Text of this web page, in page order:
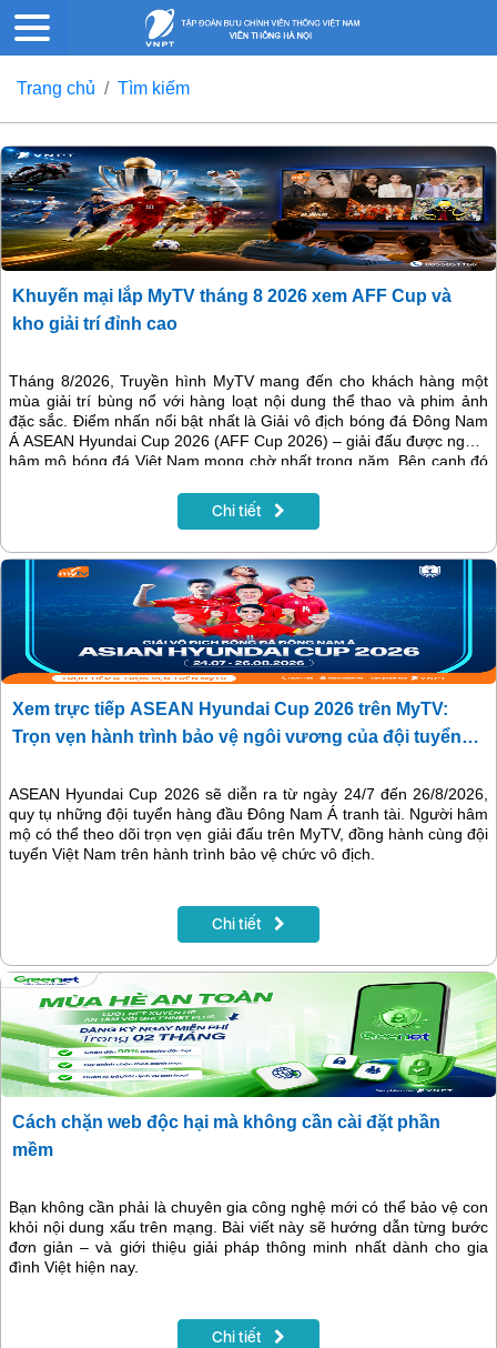
Trang chủ Tìm kiếm
Khuyến mại lắp MyTV tháng 8 2026 xem AFF Cup và
kho giải trí đỉnh cao
Tháng 8/2026, Truyền hình MyTV mang đến cho khách hàng một
mùa giải trí bùng nổ với hàng loạt nội dung thể thao và phim ảnh
đặc sắc. Điểm nhấn nổi bật nhất là Giải vô địch bóng đá Đông Nam
Á ASEAN Hyundai Cup 2026 (AFF Cup 2026) – giải đấu được người
hâm mộ bóng đá Việt Nam mong chờ nhất trong năm. Bên cạnh đó
phim phát song song với nước ngoài, giúp MyTV tiếp tục khẳng định
vị thế là nền tảng giải trí hàng đầu dành cho mọi gia đình.
Chi tiết
Xem trực tiếp ASEAN Hyundai Cup 2026 trên MyTV:
Trọn vẹn hành trình bảo vệ ngôi vương của đội tuyển
ASEAN Hyundai Cup 2026 sẽ diễn ra từ ngày 24/7 đến 26/8/2026,
quy tụ những đội tuyển hàng đầu Đông Nam Á tranh tài. Người hâm
mộ có thể theo dõi trọn vẹn giải đấu trên MyTV, đồng hành cùng đội
tuyển Việt Nam trên hành trình bảo vệ chức vô địch.
Chi tiết
Cách chặn web độc hại mà không cần cài đặt phần
mềm
Bạn không cần phải là chuyên gia công nghệ mới có thể bảo vệ con
khỏi nội dung xấu trên mạng. Bài viết này sẽ hướng dẫn từng bước
đơn giản – và giới thiệu giải pháp thông minh nhất dành cho gia
đình Việt hiện nay.
Chi tiết